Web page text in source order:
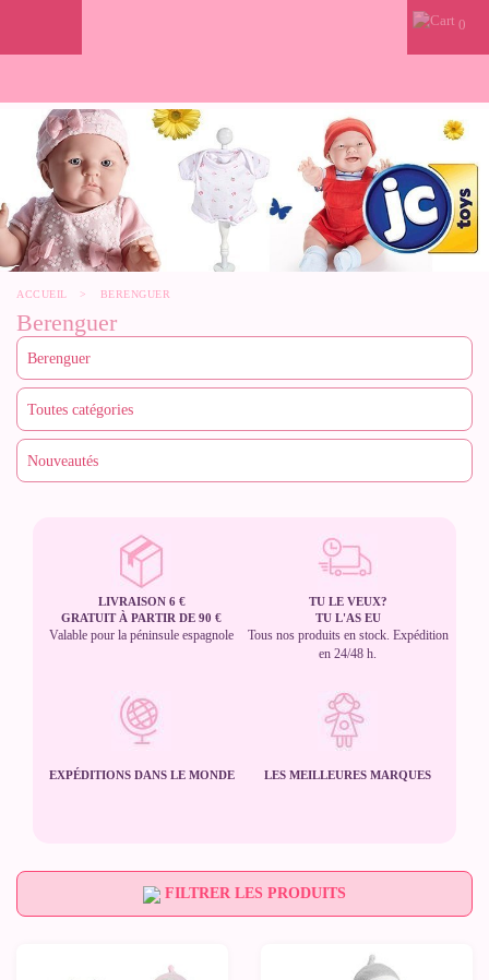
0
ACCUEIL > BERENGUER
Berenguer
LIVRAISON 6 €
GRATUIT À PARTIR DE 90 €
Valable pour la péninsule espagnole
TU LE VEUX?
TU L'AS EU
Tous nos produits en stock. Expédition
en 24/48 h.
EXPÉDITIONS DANS LE MONDE LES MEILLEURES MARQUES
FILTRER LES PRODUITS